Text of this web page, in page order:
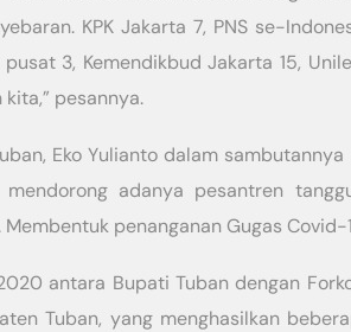
KPK Jakarta 7, PNS se-
3, Kemendikbud Jakarta 15,
pesannya.
Eko Yulianto dalam
adanya pesantren
penanganan Gugas Covid-
antara Bupati Tuban dengan
Tuban, yang menghasilkan